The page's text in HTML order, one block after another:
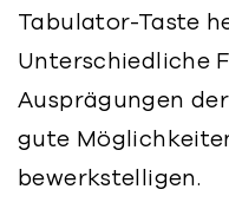
Tabulator-Taste
Unterschiedliche
Ausprägungen
gute
bewerkstelligen.